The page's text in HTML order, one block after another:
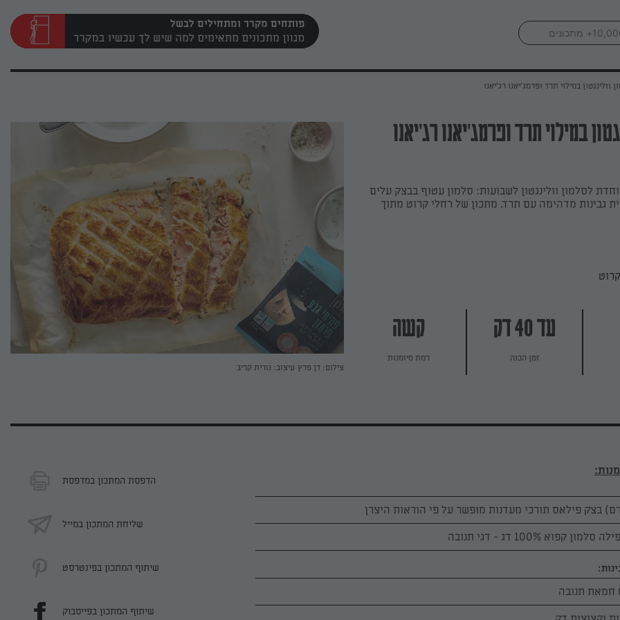
פותחים מקרר ומתחילים לבשל
וולינגטון במילוי תרד ופרמג'יאנו רג'יאנו
במילוי תרד ופרמג'יאנו רג'יאנו
לסלמון וולינגטון לשבועות: סלמון עטוף בבצק עלים
גבינות מדהימה עם תרד. מתכון של רחלי קרוט מתוך
עד 40 דק
זמן הכנה
קשה
רמת מיומנות
צילום: דן פרץ עיצוב: נורית קריב
הדפסת המתכון במדפסת
שליחת המתכון במייל
שיתוף המתכון בפינטרסט
שיתוף המתכון בפייסבוק